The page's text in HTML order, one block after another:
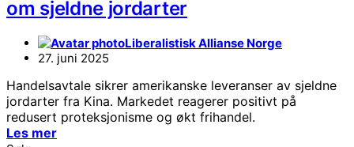
om sjeldne jordarter
Liberalistisk Allianse Norge
27. juni 2025
Handelsavtale sikrer amerikanske leveranser av sjeldne
jordarter fra Kina. Markedet reagerer positivt på
redusert proteksjonisme og økt frihandel.
Les mer